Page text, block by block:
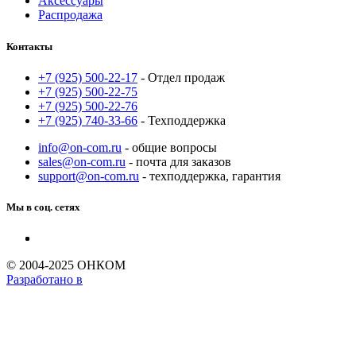
Распродажа
Контакты
+7 (925) 500-22-17 - Отдел продаж
+7 (925) 500-22-75
+7 (925) 500-22-76
+7 (925) 740-33-66 - Техподдержка
info@on-com.ru - общие вопросы
sales@on-com.ru - почта для заказов
support@on-com.ru - техподдержка, гарантия
Мы в соц. сетях
© 2004-2025 ОНКОМ
Разработано в